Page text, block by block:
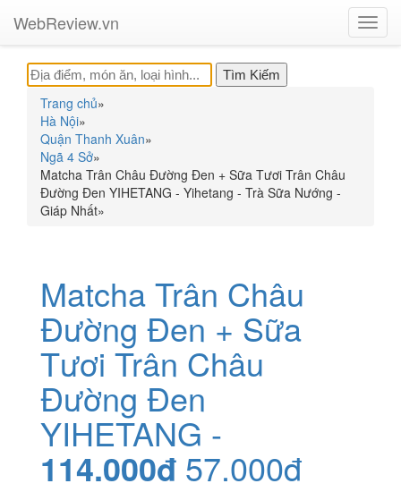
WebReview.vn
Trang chủ»
Hà Nội»
Quận Thanh Xuân»
Ngã 4 Sở»
Matcha Trân Châu Đường Đen + Sữa Tươi Trân Châu
Đường Đen YIHETANG - Yihetang - Trà Sữa Nướng -
Giáp Nhất»
Matcha Trân Châu
Đường Đen + Sữa
Tươi Trân Châu
Đường Đen
YIHETANG -
114.000đ 57.000đ